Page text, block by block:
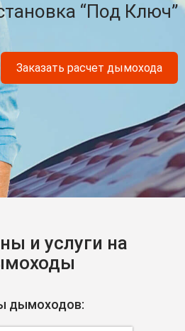
“Под Ключ”
Заказать расчет дымохода
и услуги на
дымоходов: